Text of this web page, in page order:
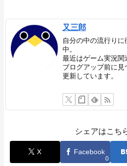
又三郎
自分の中の流行り
中。
最近はゲーム実況関
ブログアップ前に
更新しています。
シェアはこち
X Facebook
0